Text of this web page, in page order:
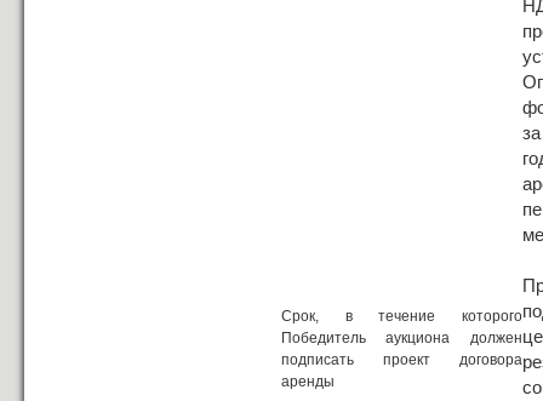
Срок, в течение которого
Победитель аукциона должен
подписать проект договора
аренды